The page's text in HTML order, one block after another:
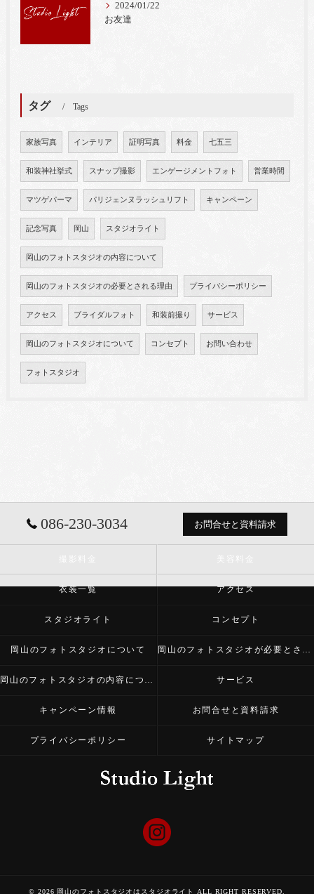
2024/01/22
お友達
タグ Tags
家族写真 インテリア 証明写真 料金 七五三
和装神社挙式 スナップ撮影 エンゲージメントフォト 営業時間
マツゲパーマ パリジェンヌラッシュリフト キャンペーン
記念写真 岡山 スタジオライト
岡山のフォトスタジオの内容について
岡山のフォトスタジオの必要とされる理由 プライバシーポリシー
アクセス ブライダルフォト 和装前撮り サービス
岡山のフォトスタジオについて コンセプト お問い合わせ
フォトスタジオ
086-230-3034 お問合せと資料請求
衣装一覧 アクセス
スタジオライト コンセプト
岡山のフォトスタジオについて 岡山のフォトスタジオが必要とされる理由
岡山のフォトスタジオの内容について サービス
キャンペーン情報 お問合せと資料請求
プライバシーポリシー サイトマップ
© 2026 岡山のフォトスタジオはスタジオライト ALL RIGHT RESERVED.